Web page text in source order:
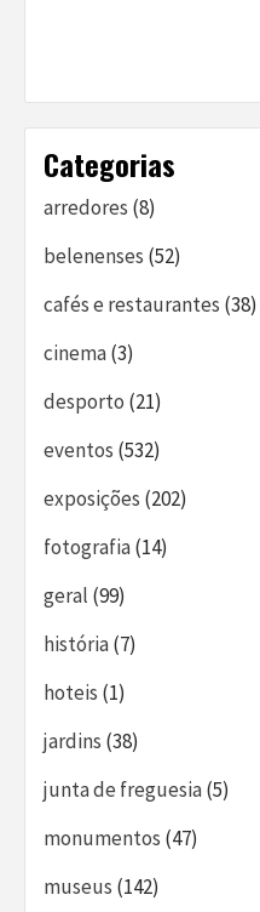
Categorias
arredores (8)
belenenses (52)
cafés e restaurantes (38)
cinema(3)
desporto (21)
eventos (532)
exposições (202)
fotografia(14)
geral (99)
história(7)
hoteis (1)
jardins (38)
junta de freguesia(5)
monumentos (47)
museus (142)